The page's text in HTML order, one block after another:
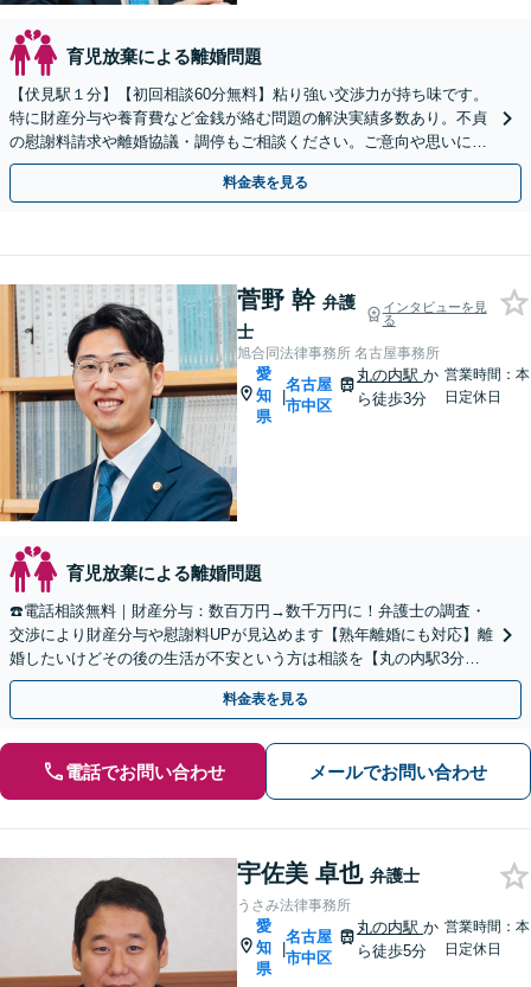
育児放棄による離婚問題
【伏見駅１分】【初回相談60分無料】粘り強い交渉力が持ち味です。
特に財産分与や養育費など金銭が絡む問題の解決実績多数あり。不貞
の慰謝料請求や離婚協議・調停もご相談ください。ご意向や思いに寄
り添いながら、最善の解決を目指します【土日祝相談可】
料金表を見る
菅野 幹 弁護
士
インタビューを見
る
旭合同法律事務所 名古屋事務所
愛
知
県
|
名古屋
市中区
丸の内駅か
ら徒歩3分
営業時間：本
日定休日
育児放棄による離婚問題
☎️電話相談無料｜財産分与：数百万円→数千万円に！弁護士の調査・
交渉により財産分与や慰謝料UPが見込めます【熟年離婚にも対応】離
婚したいけどその後の生活が不安という方は相談を【丸の内駅3分】
【休日面談可】【WEB面談可】
料金表を見る
電話でお問い合わせ メールでお問い合わせ
宇佐美 卓也 弁護士
うさみ法律事務所
愛
知
県
|
名古屋
市中区
丸の内駅か
ら徒歩5分
営業時間：本
日定休日